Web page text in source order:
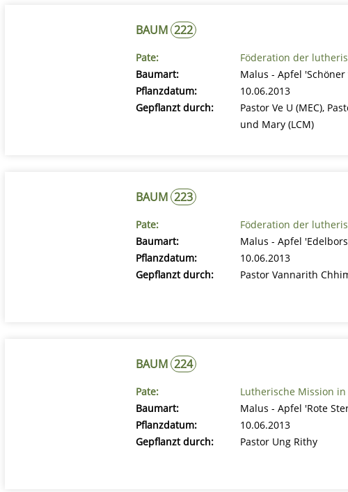
BAUM 222
Pate:
Föderation der
Baumart:
Malus - Apfel
Pflanzdatum:
10.06.2013
Gepflanzt durch:
Pastor Ve U (MEC),
und Mary (LCM)
BAUM 223
Pate:
Föderation der
Baumart:
Malus - Apfel
Pflanzdatum:
10.06.2013
Gepflanzt durch:
Pastor Vannarith
BAUM 224
Pate:
Lutherische Mission
Baumart:
Malus - Apfel 'Rote
Pflanzdatum:
10.06.2013
Gepflanzt durch:
Pastor Ung Rithy